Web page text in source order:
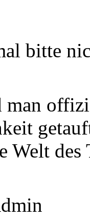
bitte
man
Welt des